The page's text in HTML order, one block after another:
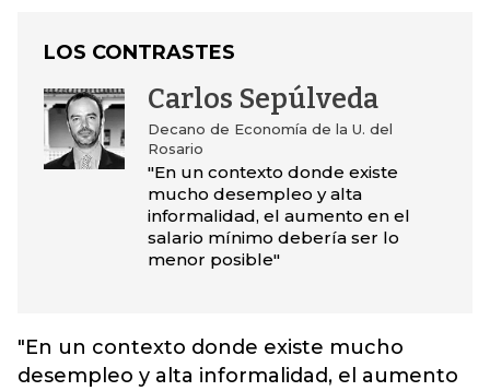
LOS CONTRASTES
Carlos Sepúlveda
Decano de Economía de la U. del
Rosario
"En un contexto donde existe
mucho desempleo y alta
informalidad, el aumento en el
salario mínimo debería ser lo
menor posible"
"En un contexto donde existe mucho
desempleo y alta informalidad, el aumento